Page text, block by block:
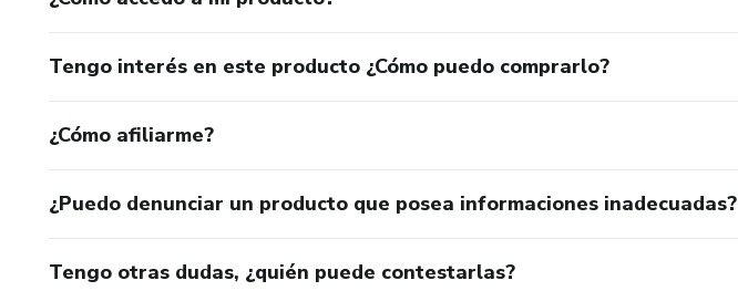
Tengo interés en este producto ¿Cómo puedo comprarlo?
¿Cómo afiliarme?
¿Puedo denunciar un producto que posea informaciones inadecuadas?
Tengo otras dudas, ¿quién puede contestarlas?